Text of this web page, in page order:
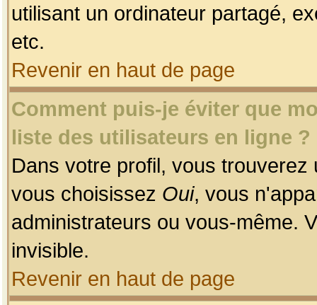
utilisant un ordinateur partagé,
etc.
Revenir en haut de page
Comment puis-je éviter que
liste des utilisateurs en ligne ?
Dans votre profil, vous
vous choisissez Oui, vous
administrateurs ou vous-même.
invisible.
Revenir en haut de page